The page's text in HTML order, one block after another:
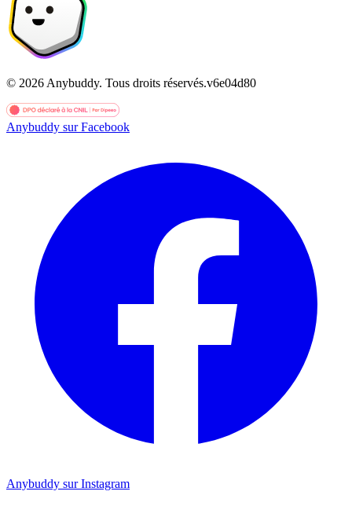
© 2026 Anybuddy. Tous droits réservés.v6e04d80
Anybuddy sur Facebook
Anybuddy sur Instagram